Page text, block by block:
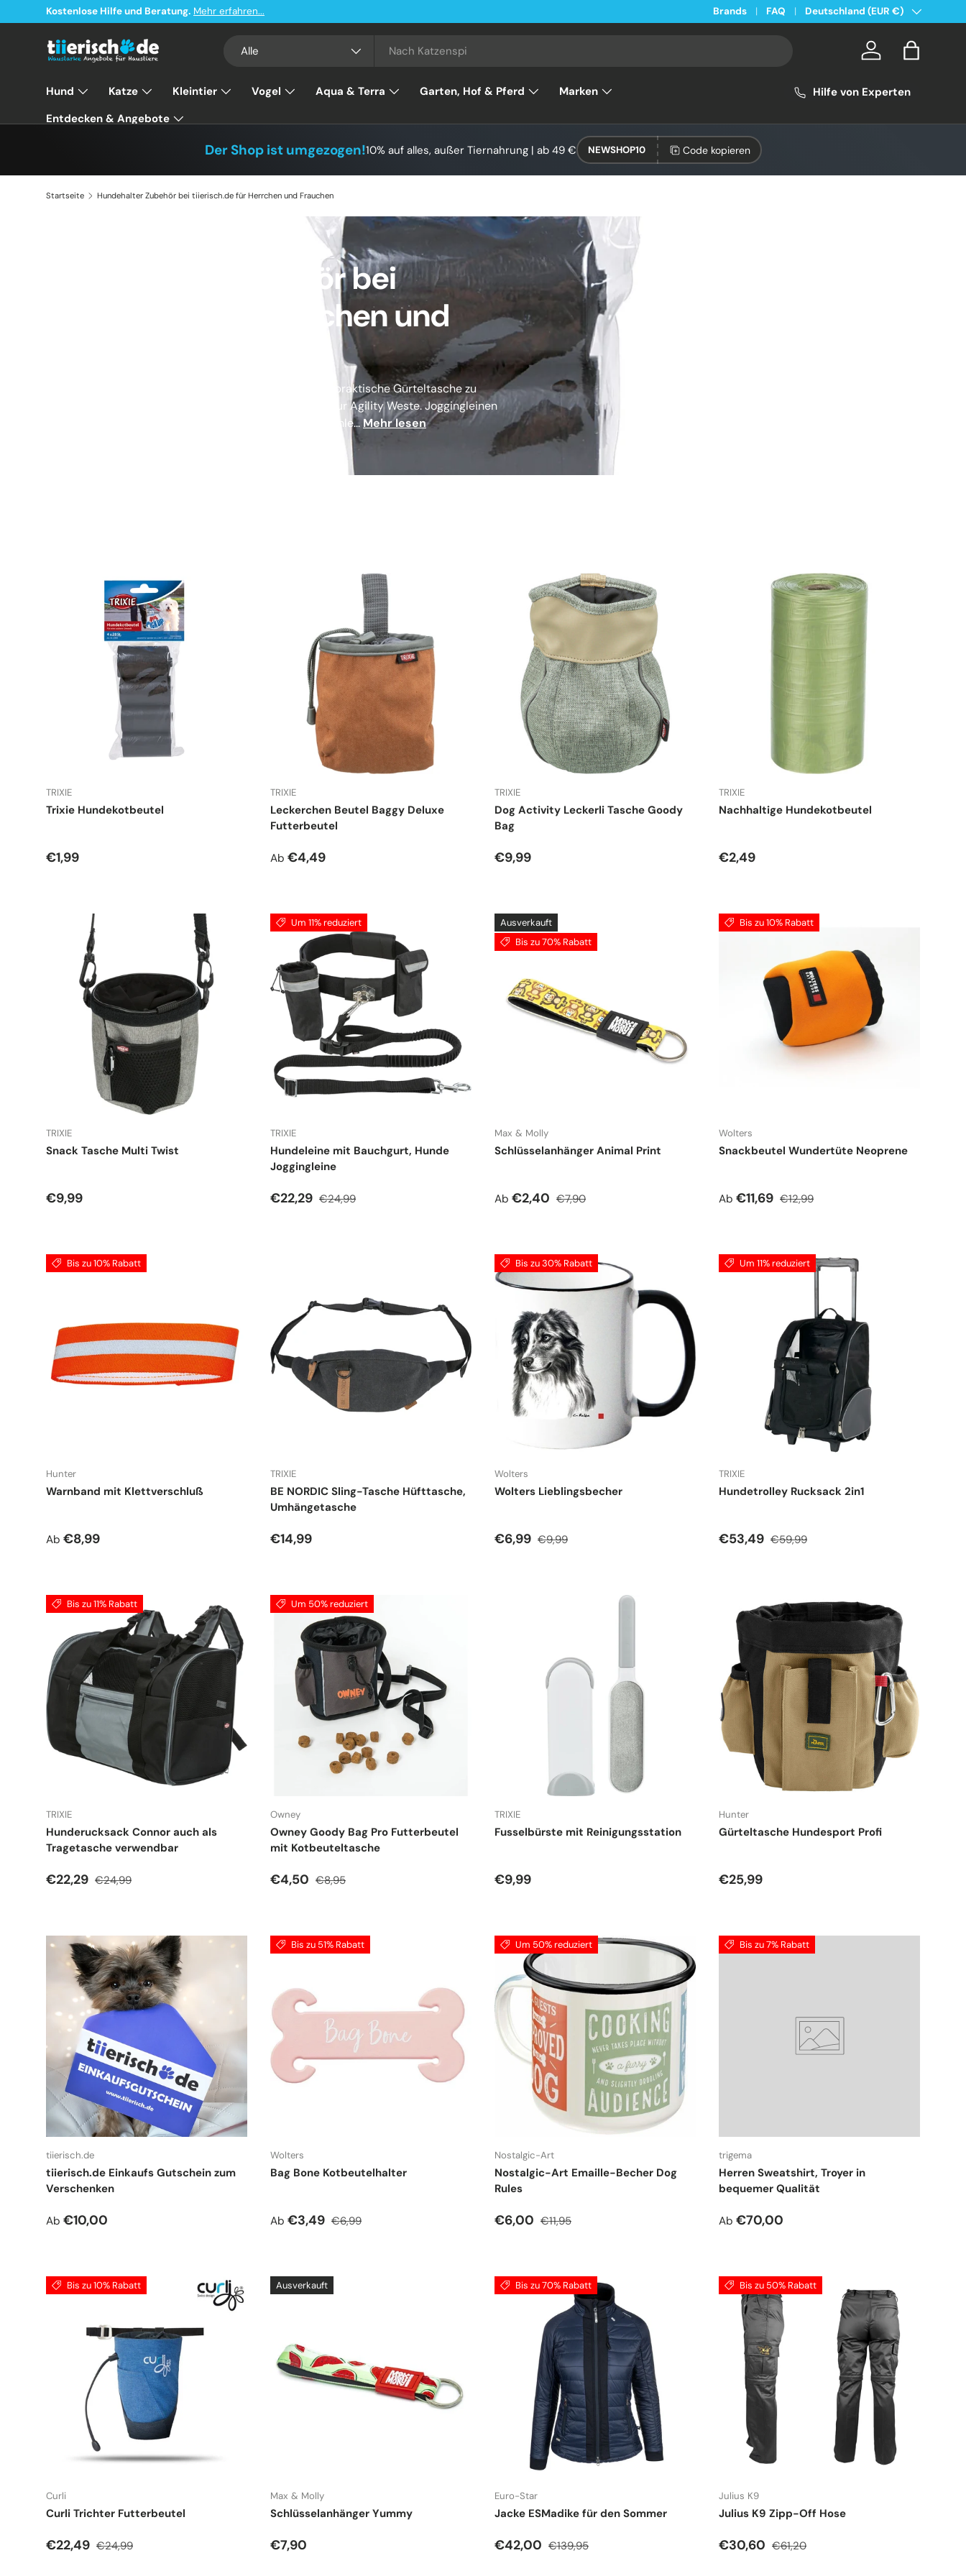
Direkt zum Inhalt
Kostenlose Hilfe und Beratung. Mehr erfahren... Kostenloser Versand ab 49€ in Deutschland
Brands FAQ Land/Region
Deutschland (EUR €)
Alle Konto
Hund Katze Kleintier Vogel Aqua & Terra Garten, Hof & Pferd
Marken
Entdecken & Angebote
Hilfe von Experten
Der Shop ist umgezogen!10% auf alles, außer Tiernahrung | ab 49 € NEWSHOP10 Code kopieren
Startseite Hundehalter Zubehör bei tiierisch.de für Herrchen und Frauchen
Hundehalter Zubehör bei
tiierisch.de für Herrchen und
Sinnvolles und Nützliches Zubehör für Hundehalter. Ob praktische Gürteltasche zu
Verstauen von Leckerlies oder Hundespielzeug bis hin zur Agility Weste. Joggingleinen
für die den Sport mit Hund dürfen hier natürlich nicht fehle...Mehr lesen
TRIXIE
Trixie Hundekotbeutel
Normaler Preis
€1,99
TRIXIE
Leckerchen Beutel Baggy Deluxe
Futterbeutel
Normaler Preis
Ab €4,49
TRIXIE
Dog Activity Leckerli Tasche Goody
Bag
Normaler Preis
€9,99
TRIXIE
Nachhaltige Hundekotbeutel
Normaler Preis
€2,49
TRIXIE
Snack Tasche Multi Twist
Normaler Preis
€9,99
Um 11% reduziert
TRIXIE
Hundeleine mit Bauchgurt, Hunde
Joggingleine
Verkaufspreis
€22,29 Normaler Preis
€24,99
Ausverkauft
Bis zu 70% Rabatt
Max & Molly
Schlüsselanhänger Animal Print
Verkaufspreis
Ab €2,40 Normaler Preis
€7,90
Bis zu 10% Rabatt
Wolters
Snackbeutel Wundertüte Neoprene
Verkaufspreis
Ab €11,69 Normaler Preis
€12,99
Bis zu 10% Rabatt
Hunter
Warnband mit Klettverschluß
Normaler Preis
Ab €8,99
TRIXIE
BE NORDIC Sling-Tasche Hüfttasche,
Umhängetasche
Normaler Preis
€14,99
Bis zu 30% Rabatt
Wolters
Wolters Lieblingsbecher
Verkaufspreis
€6,99 Normaler Preis
€9,99
Um 11% reduziert
TRIXIE
Hundetrolley Rucksack 2in1
Verkaufspreis
€53,49 Normaler Preis
€59,99
Bis zu 11% Rabatt
TRIXIE
Hunderucksack Connor auch als
Tragetasche verwendbar
Verkaufspreis
€22,29 Normaler Preis
€24,99
Um 50% reduziert
Owney
Owney Goody Bag Pro Futterbeutel
mit Kotbeuteltasche
Verkaufspreis
€4,50 Normaler Preis
€8,95
TRIXIE
Fusselbürste mit Reinigungsstation
Normaler Preis
€9,99
Hunter
Gürteltasche Hundesport Profi
Normaler Preis
€25,99
tiierisch.de
tiierisch.de Einkaufs Gutschein zum
Verschenken
Normaler Preis
Ab €10,00
Bis zu 51% Rabatt
Wolters
Bag Bone Kotbeutelhalter
Verkaufspreis
Ab €3,49 Normaler Preis
€6,99
Um 50% reduziert
Nostalgic-Art
Nostalgic-Art Emaille-Becher Dog
Rules
Verkaufspreis
€6,00 Normaler Preis
€11,95
Bis zu 7% Rabatt
trigema
Herren Sweatshirt, Troyer in
bequemer Qualität
Normaler Preis
Ab €70,00
Bis zu 10% Rabatt
Curli
Curli Trichter Futterbeutel
Verkaufspreis
€22,49 Normaler Preis
€24,99
Ausverkauft
Max & Molly
Schlüsselanhänger Yummy
Normaler Preis
€7,90
Bis zu 70% Rabatt
Euro-Star
Jacke ESMadike für den Sommer
Verkaufspreis
€42,00 Normaler Preis
€139,95
Bis zu 50% Rabatt
Julius K9
Julius K9 Zipp-Off Hose
Verkaufspreis
€30,60 Normaler Preis
€61,20